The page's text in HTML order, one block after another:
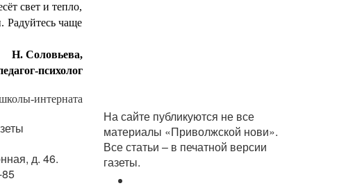
свет и тепло,
Радуйтесь чаще
Н. Соловьева,
психолог
интерната
д. 46.
На сайте публикуются не все
материалы «Приволжской нови».
Все статьи – в печатной версии
газеты.